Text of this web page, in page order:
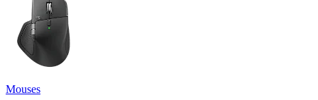
Mouses